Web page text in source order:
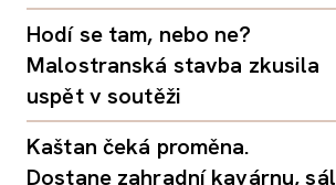
Hodí se tam, nebo ne?
Malostranská stavba zkusila
uspět v soutěži
Kaštan čeká proměna.
Dostane zahradní kavárnu, sál